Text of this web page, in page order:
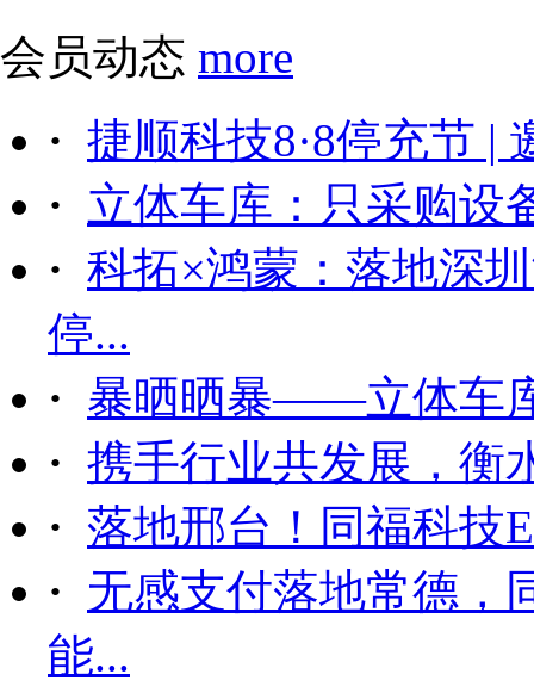
会员动态 more
· 捷顺科技8·8停充节 |
· 立体车库：只采购设
· 科拓×鸿蒙：落地深
停...
· 暴晒晒暴——立体车
· 携手行业共发展，衡
· 落地邢台！同福科技
· 无感支付落地常德，
能...